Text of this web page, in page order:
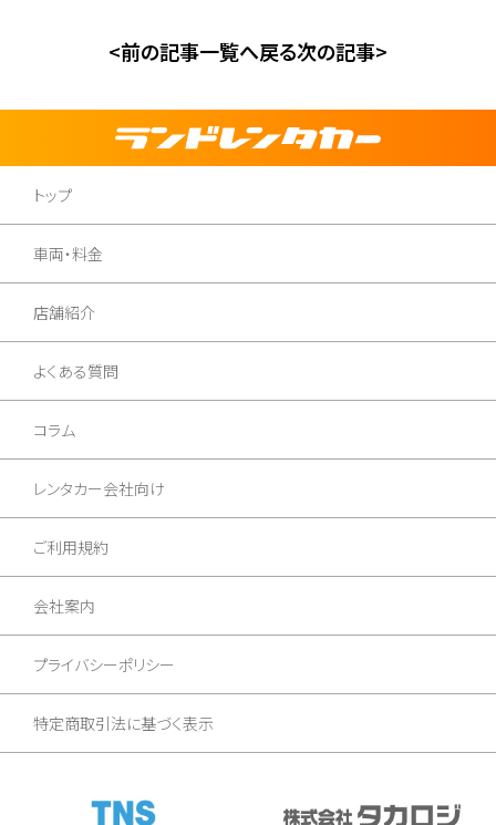
<前の記事一覧へ戻る次の記事>
トップ
車両・料金
店舗紹介
よくある質問
コラム
レンタカー会社向け
ご利用規約
会社案内
プライバシーポリシー
特定商取引法に基づく表示